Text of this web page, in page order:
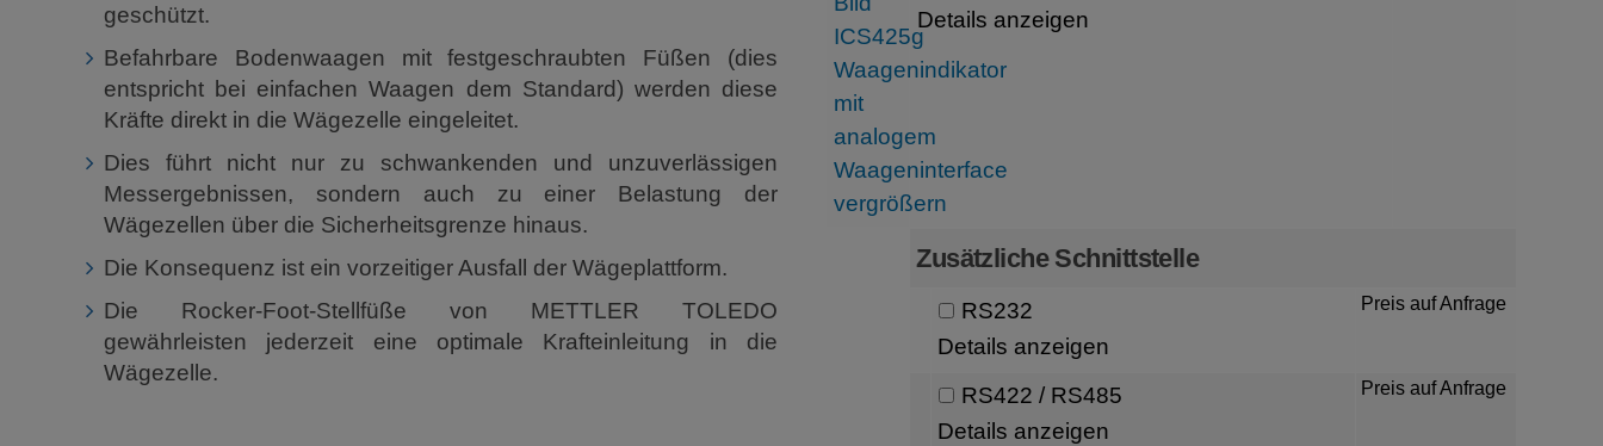
geschützt.
Befahrbare Bodenwaagen mit festgeschraubten Füßen (dies
entspricht bei einfachen Waagen dem Standard) werden diese
Kräfte direkt in die Wägezelle eingeleitet.
Dies führt nicht nur zu schwankenden und unzuverlässigen
Messergebnissen, sondern auch zu einer Belastung der
Wägezellen über die Sicherheitsgrenze hinaus.
Die Konsequenz ist ein vorzeitiger Ausfall der Wägeplattform.
Die Rocker-Foot-Stellfüße von METTLER TOLEDO
gewährleisten jederzeit eine optimale Krafteinleitung in die
Wägezelle.
Details anzeigen
Zusätzliche Schnittstelle
RS232
Details anzeigen
Preis auf Anfrage
RS422 / RS485
Details anzeigen
Preis auf Anfrage